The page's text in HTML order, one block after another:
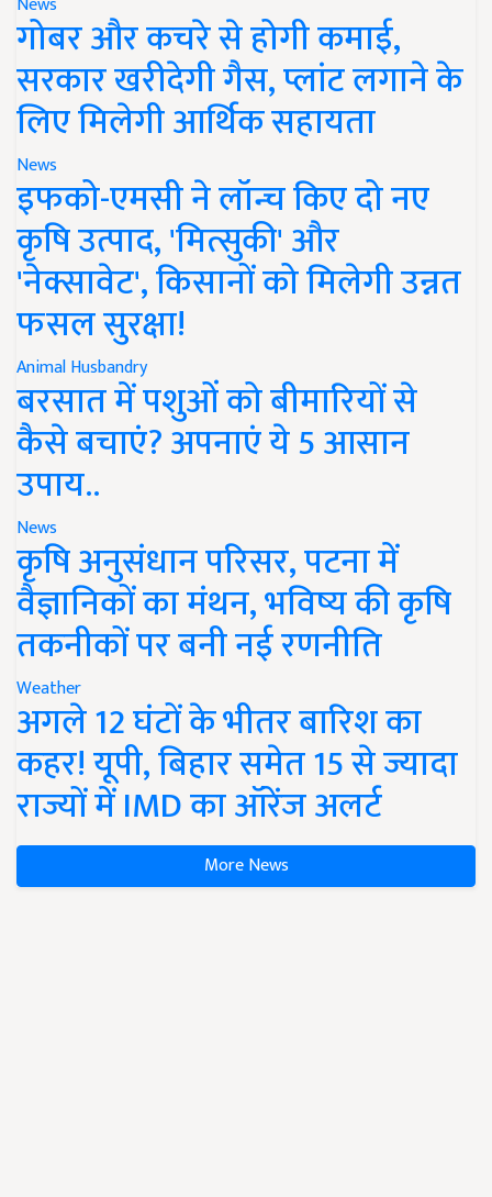
गोबर और कचरे से होगी कमाई,
सरकार खरीदेगी गैस, प्लांट लगाने के
लिए मिलेगी आर्थिक सहायता
News
इफको-एमसी ने लॉन्च किए दो नए
कृषि उत्पाद, 'मित्सुकी' और
'नेक्सावेट', किसानों को मिलेगी उन्नत
फसल सुरक्षा!
Animal Husbandry
बरसात में पशुओं को बीमारियों से
कैसे बचाएं? अपनाएं ये 5 आसान
उपाय..
News
कृषि अनुसंधान परिसर, पटना में
वैज्ञानिकों का मंथन, भविष्य की कृषि
तकनीकों पर बनी नई रणनीति
Weather
अगले 12 घंटों के भीतर बारिश का
कहर! यूपी, बिहार समेत 15 से ज्यादा
राज्यों में IMD का ऑरेंज अलर्ट
More News